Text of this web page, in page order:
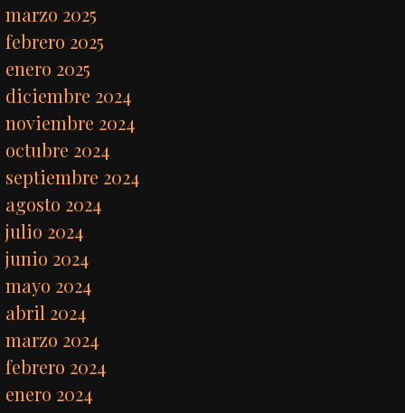
marzo 2025
febrero 2025
enero 2025
diciembre 2024
noviembre 2024
octubre 2024
septiembre 2024
agosto 2024
julio 2024
junio 2024
mayo 2024
abril 2024
marzo 2024
febrero 2024
enero 2024